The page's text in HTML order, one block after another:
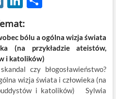
k
o
p
k
e
dI
n
ar
e
bólu a ogólna wizja świata
(na przykładzie ateistów,
i katolików)
czy błogosławieństwo?
wizja świata i człowieka (na
i katolików) Sylwia